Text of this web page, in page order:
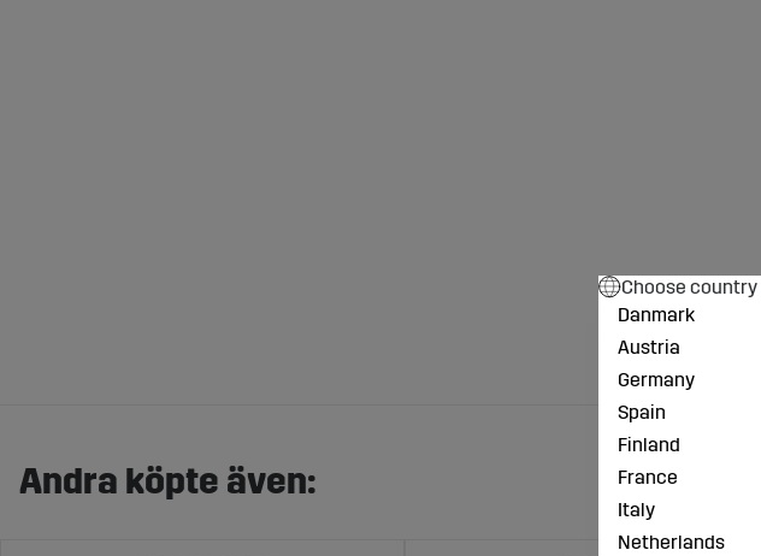
Andra köpte även:
Choose country
Danmark
Austria
Germany
Spain
Finland
France
Italy
Netherlands